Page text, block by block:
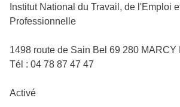
Institut National du Travail, de l'Emploi
Professionnelle
1498 route de Sain Bel 69 280 MARCY
Tél : 04 78 87 47 47
Activé